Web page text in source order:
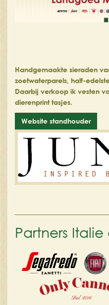
Handgemaakte sieraden
zoetwaterparels, half-
Daarbij verkoop ik vesten
dierenprint tasjes.
Website standhouder
Partners